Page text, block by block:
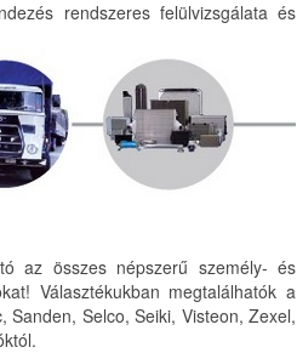
rendszeres felülvizsgálata és
az összes népszerű személy- és
Választékukban megtalálhatók a
Sanden, Selco, Seiki, Visteon, Zexel,